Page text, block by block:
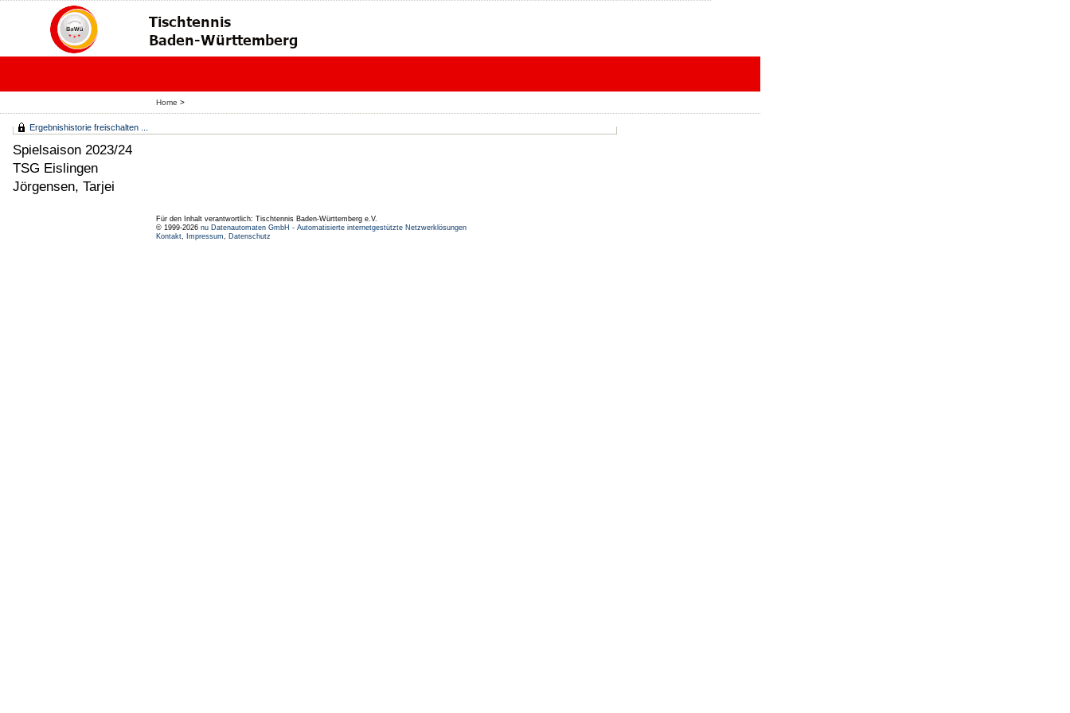
Home >
Ergebnishistorie freischalten ...
Spielsaison 2023/24
TSG Eislingen
Jörgensen, Tarjei
Für den Inhalt verantwortlich: Tischtennis Baden-Württemberg e.V.
© 1999-2026 nu Datenautomaten GmbH - Automatisierte internetgestützte Netzwerklösungen
Kontakt, Impressum, Datenschutz